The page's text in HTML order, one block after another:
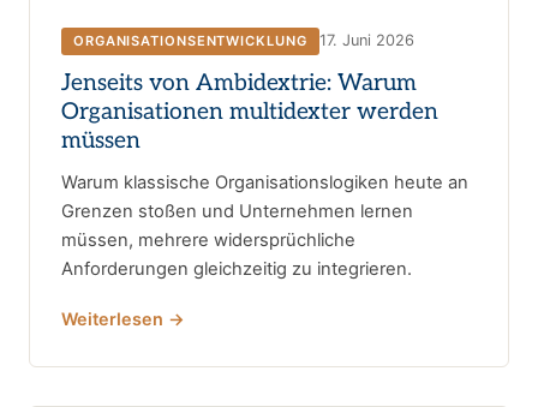
ORGANISATIONSENTWICKLUNG 17. Juni 2026
Jenseits von Ambidextrie: Warum
Organisationen multidexter werden
müssen
Warum klassische Organisationslogiken heute an
Grenzen stoßen und Unternehmen lernen
müssen, mehrere widersprüchliche
Anforderungen gleichzeitig zu integrieren.
Weiterlesen →